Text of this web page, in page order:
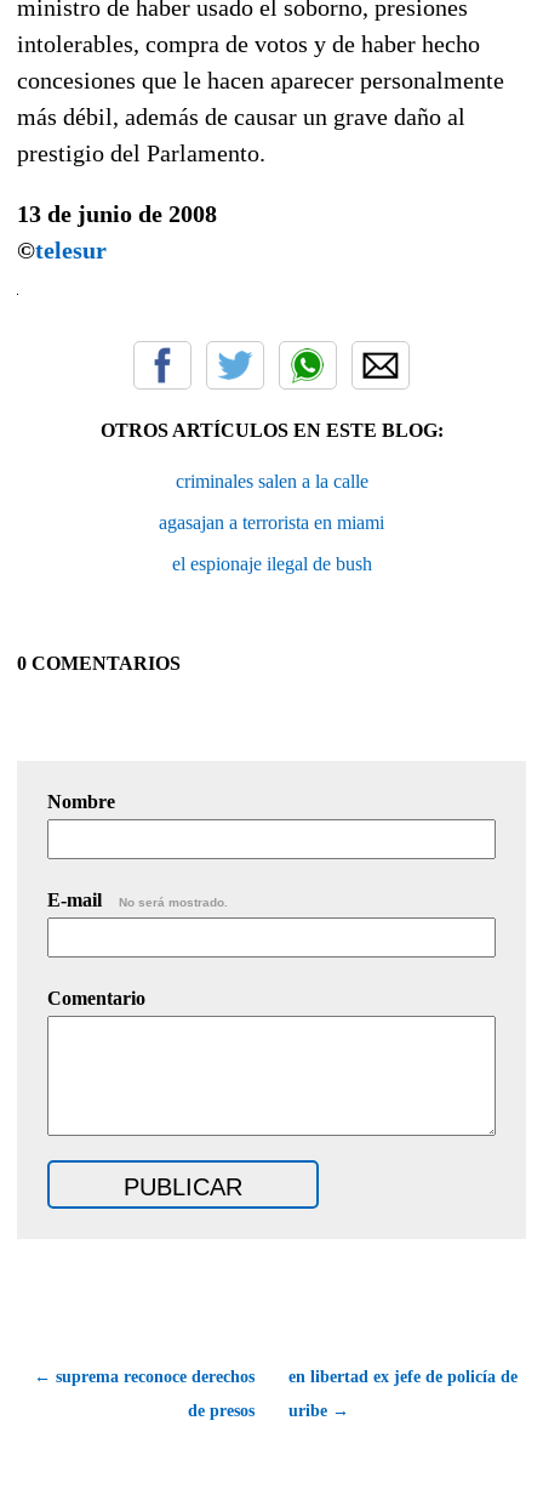
ministro de haber usado el soborno, presiones
intolerables, compra de votos y de haber hecho
concesiones que le hacen aparecer personalmente
más débil, además de causar un grave daño al
prestigio del Parlamento.
13 de junio de 2008
©telesur
OTROS ARTÍCULOS EN ESTE BLOG:
criminales salen a la calle
agasajan a terrorista en miami
el espionaje ilegal de bush
0 COMENTARIOS
Nombre
E-mail No será mostrado.
Comentario
← suprema reconoce derechos
de presos
en libertad ex jefe de policía de
uribe →